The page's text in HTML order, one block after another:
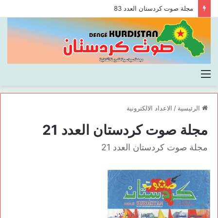
مجلة صوت كردستان العدد 83
القائمة
الرئيسية / الاعداد الالكترونية
مجلة صوت كردستان العدد 21
مجلة صوت كردستان العدد 21